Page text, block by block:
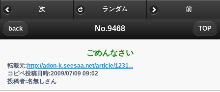
No.9468
back TOP
次 ランダム 前
ごめんなさい
転載元: http://adon-k.seesaa.net/article/1231...
コピペ投稿日時:2009/07/09 09:02
投稿者:名無しさん